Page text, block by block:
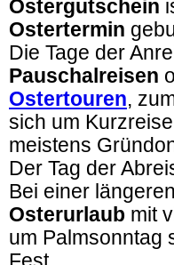
Ostergutschein
Ostertermin
Die Tage der
Pauschalreisen
Ostertouren,
sich um
meistens
Der Tag der
Bei einer längeren
Osterurlaub mit
um Palmsonntag